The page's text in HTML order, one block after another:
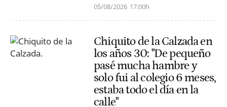
05/08/2026 17:00h
Chiquito de la Calzada en
los años 30: "De pequeño
pasé mucha hambre y
solo fui al colegio 6 meses,
estaba todo el día en la
calle"